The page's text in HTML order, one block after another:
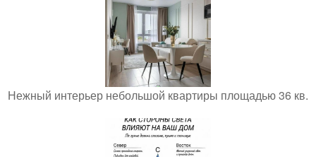
Нежный интерьер небольшой квартиры площадью 36 кв.